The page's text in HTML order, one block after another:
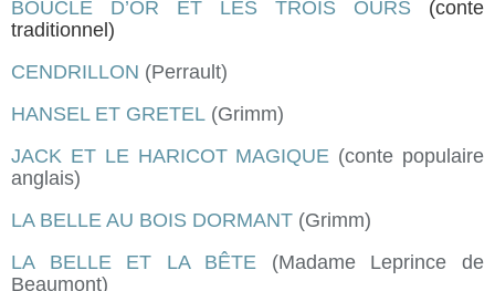
BOUCLE D’OR ET LES TROIS OURS (conte
traditionnel)
CENDRILLON (Perrault)
HANSEL ET GRETEL (Grimm)
JACK ET LE HARICOT MAGIQUE (conte populaire
anglais)
LA BELLE AU BOIS DORMANT (Grimm)
LA BELLE ET LA BÊTE (Madame Leprince de
Beaumont)